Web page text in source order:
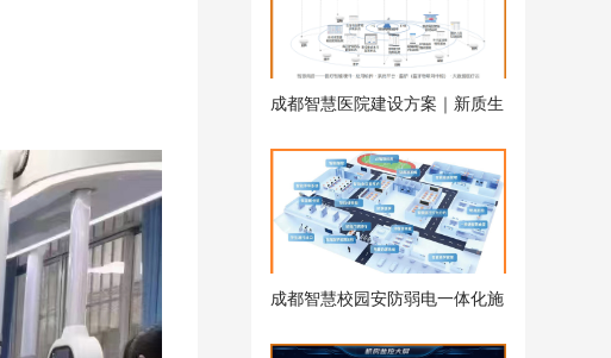
成都智慧医院建设方案｜新质生
晴风科技
成都智慧校园安防弱电一体化施